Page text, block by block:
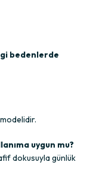
bedenlerde
uygun mu?
dokusuyla günlük